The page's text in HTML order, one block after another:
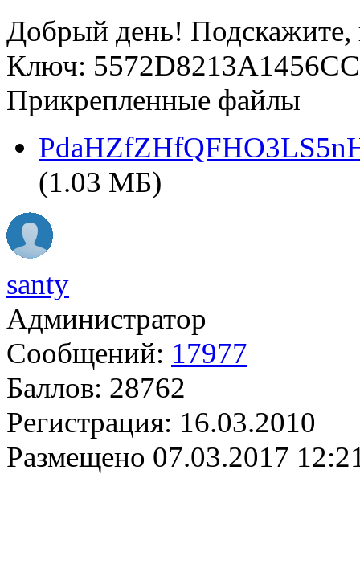
Добрый день!
Ключ:
Прикрепленные файлы
(1.03 МБ)
santy
Администратор
Сообщений: 17977
Баллов: 28762
Регистрация: 16.03.2010
Размещено 07.03.2017